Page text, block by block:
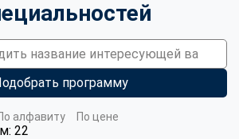
программу
22
алфавиту По цене